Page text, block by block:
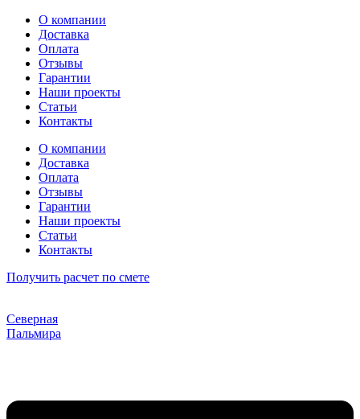
Перейти
содержимому
О компании
Доставка
Оплата
Отзывы
Гарантии
Наши проекты
Статьи
Контакты
О компании
Доставка
Оплата
Отзывы
Гарантии
Наши проекты
Статьи
Контакты
Получить расчет по смете
Северная
Пальмира